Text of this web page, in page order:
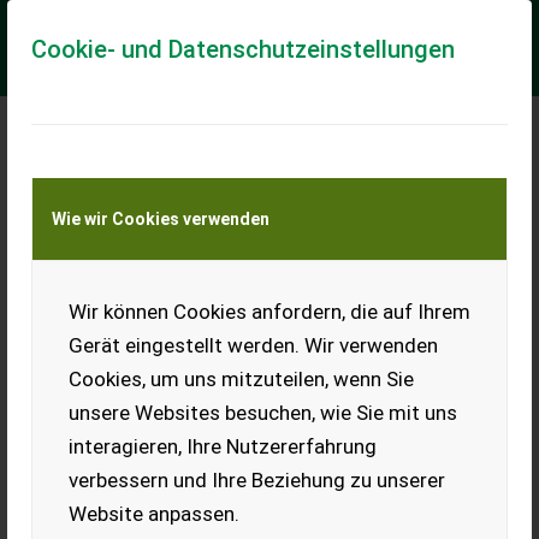
Cookie- und Datenschutzeinstellungen
Wie wir Cookies verwenden
Wir können Cookies anfordern, die auf Ihrem
Gerät eingestellt werden. Wir verwenden
Cookies, um uns mitzuteilen, wenn Sie
unsere Websites besuchen, wie Sie mit uns
interagieren, Ihre Nutzererfahrung
verbessern und Ihre Beziehung zu unserer
Website anpassen.
Meine Transportkostenanfrage
Transport von Land- und Baumaschinen –
KEINE Tiertransporte
Sonstige Kofferanhänger Modell F2730 HTD
Gesamtgewicht: 2700 kg Eigengewicht: 650 kg Nutzlast: 2050
kg Innenmaße: 3050 x 1460 x 1800 mm Ladehöhe: 52 cm
Achsen: 2 Achsen – gebremst Bereifun...
EUR 6.350 inkl. 20 % MwSt.